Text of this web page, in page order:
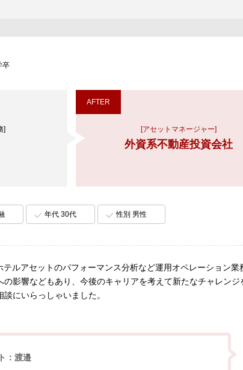
卒
]
AFTER
[アセットマネージャー]
外資系不動産投資会社
年代 30代 性別 男性
ルアセットのパフォーマンス分析など運用オペレーション業
影響などもあり、今後のキャリアを考えて新たなチャレンジ
にいらっしゃいました。
：渡邉